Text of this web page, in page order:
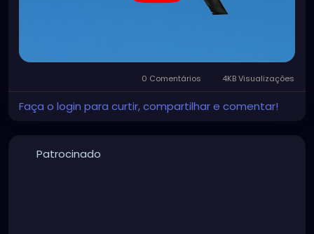
0 Comentários 4KB Visualizações
Faça o login para curtir, compartilhar e comentar!
Patrocinado